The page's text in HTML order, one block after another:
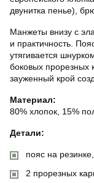
двунитка пенье),
Манжеты внизу с
и практичность.
утягивается
боковых прорезных
зауженный крой
Материал:
80% хлопок, 15%
Детали:
пояс на
2 прорезных